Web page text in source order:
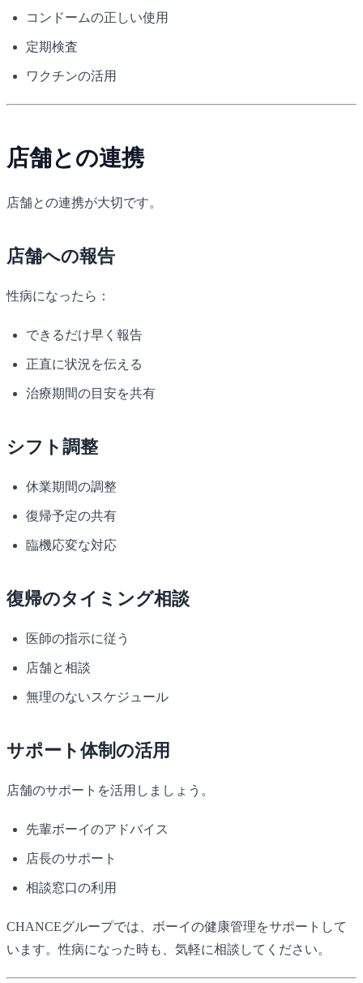
コンドームの正しい使用
定期検査
ワクチンの活用
店舗との連携
店舗との連携が大切です。
店舗への報告
性病になったら：
できるだけ早く報告
正直に状況を伝える
治療期間の目安を共有
シフト調整
休業期間の調整
復帰予定の共有
臨機応変な対応
復帰のタイミング相談
医師の指示に従う
店舗と相談
無理のないスケジュール
サポート体制の活用
店舗のサポートを活用しましょう。
先輩ボーイのアドバイス
店長のサポート
相談窓口の利用
CHANCEグループでは、ボーイの健康管理をサポートして
います。性病になった時も、気軽に相談してください。